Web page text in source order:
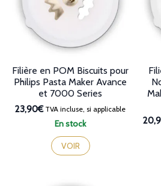
En stock
Filière en POM Biscuits pour
Philips Pasta Maker Avance
et 7000 Series
23,90€TVA incluse, si applicable
VOIR